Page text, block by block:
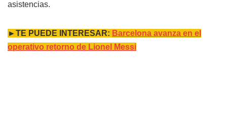
asistencias.
►TE PUEDE INTERESAR: Barcelona avanza en el
operativo retorno de Lionel Messi